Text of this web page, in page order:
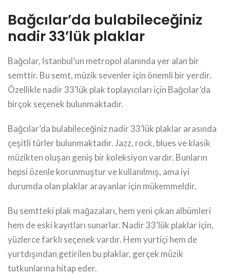
Bağcılar’da bulabileceğiniz
nadir 33’lük plaklar
Bağcılar, İstanbul’un metropol alanında yer alan bir
semttir. Bu semt, müzik sevenler için önemli bir yerdir.
Özellikle nadir 33’lük plak toplayıcıları için Bağcılar’da
birçok seçenek bulunmaktadır.
Bağcılar’da bulabileceğiniz nadir 33’lük plaklar arasında
çeşitli türler bulunmaktadır. Jazz, rock, blues ve klasik
müzikten oluşan geniş bir koleksiyon vardır. Bunların
hepsi özenle korunmuştur ve kullanılmış, ama iyi
durumda olan plaklar arayanlar için mükemmeldir.
Bu semtteki plak mağazaları, hem yeni çıkan albümleri
hem de eski kayıtları sunarlar. Nadir 33’lük plaklar için,
yüzlerce farklı seçenek vardır. Hem yurtiçi hem de
yurtdışından getirilen bu plaklar, gerçek müzik
tutkunlarına hitap eder.